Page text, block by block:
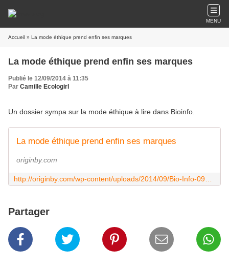
MENU
Accueil » La mode éthique prend enfin ses marques
La mode éthique prend enfin ses marques
Publié le 12/09/2014 à 11:35
Par Camille Ecologirl
Un dossier sympa sur la mode éthique à lire dans Bioinfo.
La mode éthique prend enfin ses marques
originby.com
Partager